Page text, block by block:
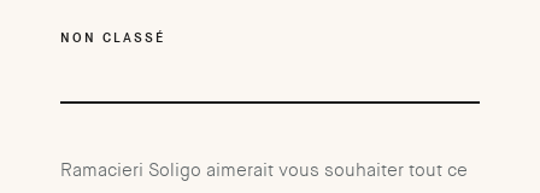
NON CLASSÉ
Ramacieri Soligo aimerait vous souhaiter tout ce